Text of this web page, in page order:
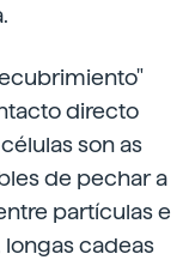
directo
son as
de pechar a
partículas e
cadeas